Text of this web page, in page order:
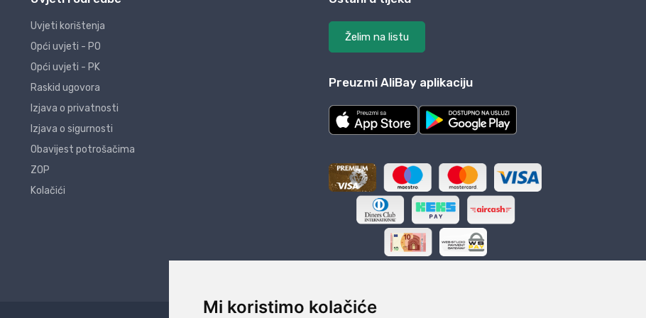
Mi koristimo kolačiće
Uvjeti korištenja
Opći uvjeti - PO
Opći uvjeti - PK
Raskid ugovora
Izjava o privatnosti
Izjava o sigurnosti
Obavijest potrošačima
ZOP
Kolačići
Želim na listu
Preuzmi AliBay aplikaciju